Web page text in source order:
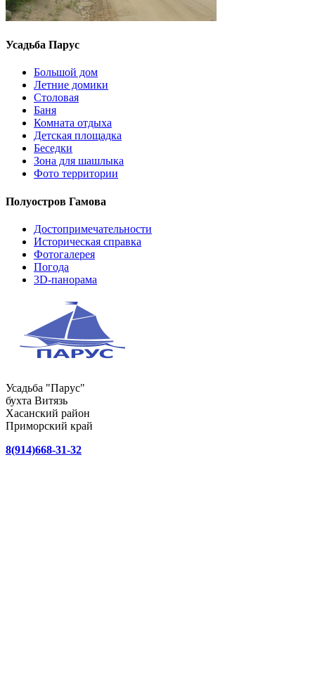
Усадьба Парус
Большой дом
Летние домики
Столовая
Баня
Комната отдыха
Детская площадка
Беседки
Зона для шашлыка
Фото территории
Полуостров Гамова
Достопримечательности
Историческая справка
Фотогалерея
Погода
3D-панорама
Усадьба "Парус"
бухта Витязь
Хасанский район
Приморский край
8(914)668-31-32